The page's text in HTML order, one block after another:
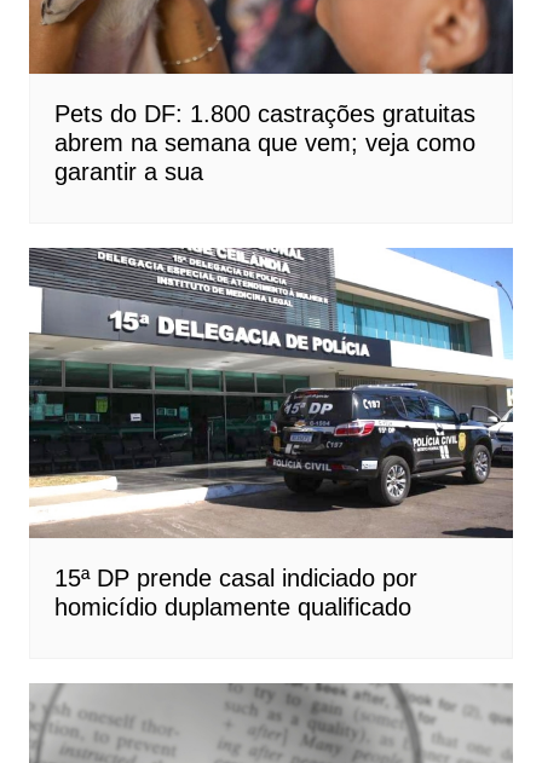
Pets do DF: 1.800 castrações gratuitas
abrem na semana que vem; veja como
garantir a sua
15ª DP prende casal indiciado por
homicídio duplamente qualificado